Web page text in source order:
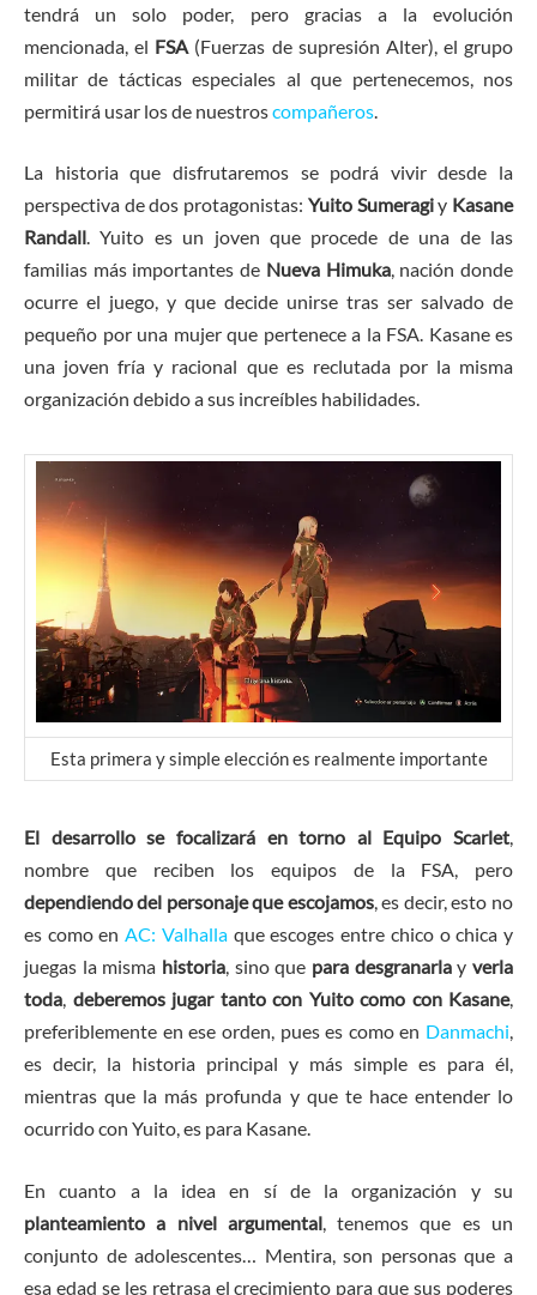
tendrá un solo poder, pero gracias a la evolución
mencionada, el FSA (Fuerzas de supresión Alter), el grupo
militar de tácticas especiales al que pertenecemos, nos
permitirá usar los de nuestroscompañeros
La historia que disfrutaremos se podrá vivir desde la
perspectiva de dos protagonistas: Yuito Sumeragiy Kasane
Randall. Yuito es un joven que procede de una de las
familias más importantes de Nueva Himuka, nación donde
ocurre el juego, y que decide unirse tras ser salvado de
pequeño por una mujer que pertenece a la FSA. Kasane es
una joven fría y racional que es reclutada por la misma
organización debido a sus increíbles habilidades.
Esta primera y simple elección es realmente importante
El desarrollo se focalizará en torno al Equipo Scarlet,
nombre que reciben los equipos de la FSA, pero
dependiendo del personaje que escojamos, es decir, esto no
es como enAC: Valhallaque escoges entre chico o chica y
juegas la misma historia, sino que para desgranarlayverla
toda, deberemos jugar tanto con Yuito como con Kasane,
preferiblemente en ese orden, pues es como en Danmachi,
es decir, la historia principal y más simple es para él,
mientras que la más profunda y que te hace entender lo
ocurrido con Yuito, es para Kasane.
En cuanto a la idea en sí de la organización y su
planteamiento a nivel argumental, tenemos que es un
conjunto de adolescentes… Mentira, son personas que a
esa edad se les retrasa el crecimiento para que sus poderes